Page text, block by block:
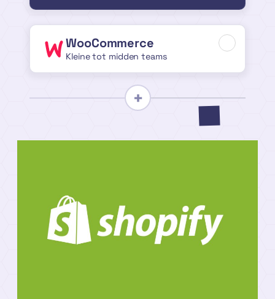
WooCommerce
Kleine tot midden teams